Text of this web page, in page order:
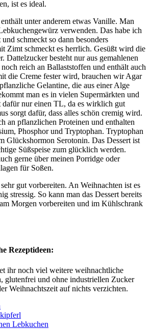
ist es ideal.
unter anderem etwas Vanille. Man
verwenden. Das habe ich
schmeckt so dann besonders
Zimt schmeckt es herrlich. Gesüßt wird die
Dattelzucker besteht nur aus gemahlenen
reich an Ballaststoffen und enthält auch
die Creme fester wird, brauchen wir Agar
Gelantine, die aus einer Alge
man es in vielen Supermärkten und
nur einen TL, da es wirklich gut
sorgt dafür, dass alles schön cremig wird.
an pflanzlichen Proteinen und enthalten
Phosphor und Tryptophan. Tryptophan
Glückshormon Serotonin. Das Dessert ist
Süßspeise zum glücklich werden.
gerne über meinen Porridge oder
für Soßen.
gut vorbereiten. An Weihnachten ist es
stressig. So kann man das Dessert bereits
Morgen vorbereiten und im Kühlschrank
Rezeptideen:
ihr noch viel weitere weihnachtliche
glutenfrei und ohne industriellen Zucker
Weihnachtszeit auf nichts verzichten.
Lebkuchen